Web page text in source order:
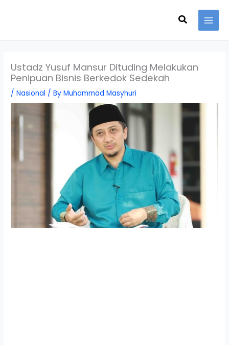
Search
Ustadz Yusuf Mansur Dituding Melakukan
Penipuan Bisnis Berkedok Sedekah
/Nasional / ByMuhammad Masyhuri